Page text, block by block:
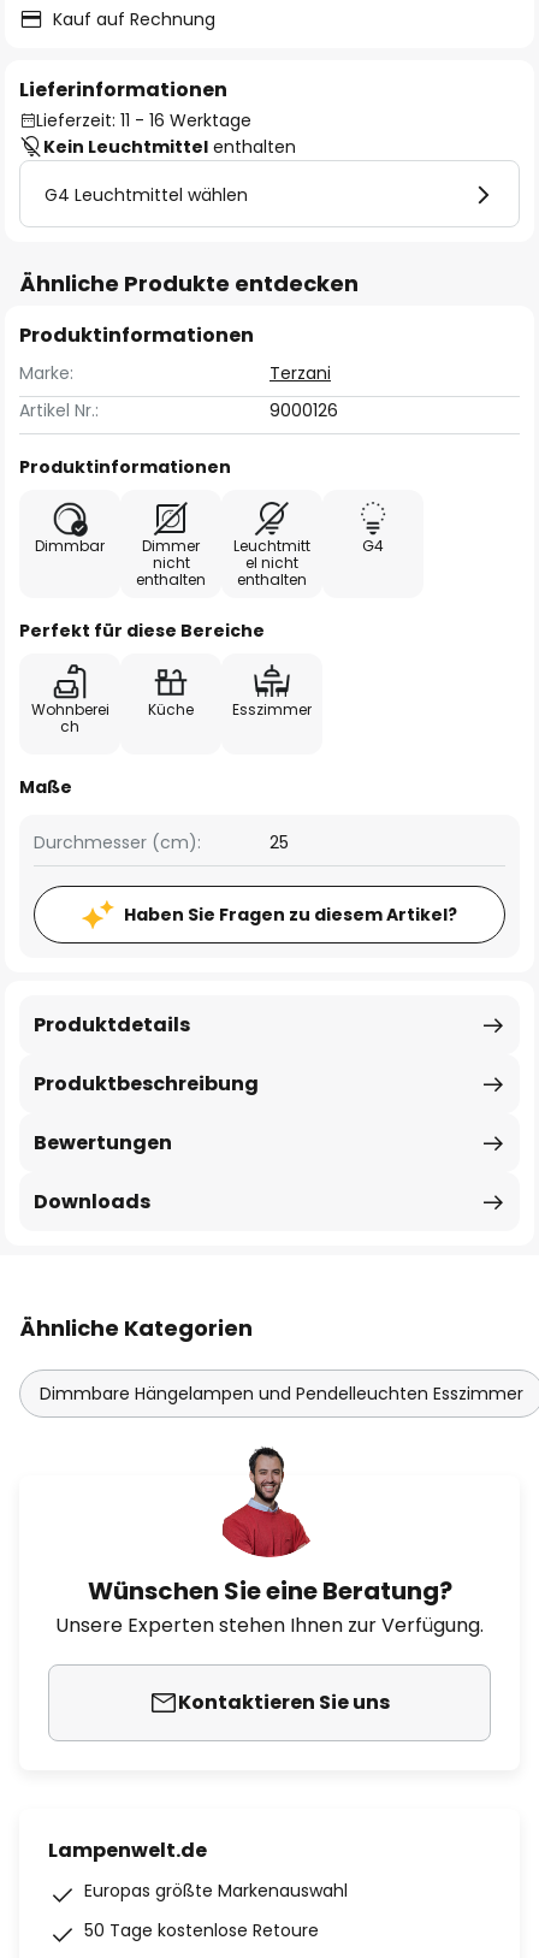
Kauf auf Rechnung
Lieferinformationen
Lieferzeit: 11 - 16 Werktage
Kein Leuchtmittel enthalten
G4 Leuchtmittel wählen
Ähnliche Produkte entdecken
Produktinformationen
Marke:
Terzani
Artikel Nr.:
9000126
Produktinformationen
Dimmbar
Dimmer
nicht
enthalten
Leuchtmitt
el nicht
enthalten
G4
Perfekt für diese Bereiche
Wohnberei
ch
Küche Esszimmer
Maße
Durchmesser (cm): 25
Haben Sie Fragen zu diesem Artikel?
Produktbeschreibung
Produktdetails
Bewertungen
Downloads
Ähnliche Kategorien
Dimmbare Hängelampen und Pendelleuchten Esszimmer
Wünschen Sie eine Beratung?
Unsere Experten stehen Ihnen zur Verfügung.
Kontaktieren Sie uns
Lampenwelt.de
Europas größte Markenauswahl
50 Tage kostenlose Retoure